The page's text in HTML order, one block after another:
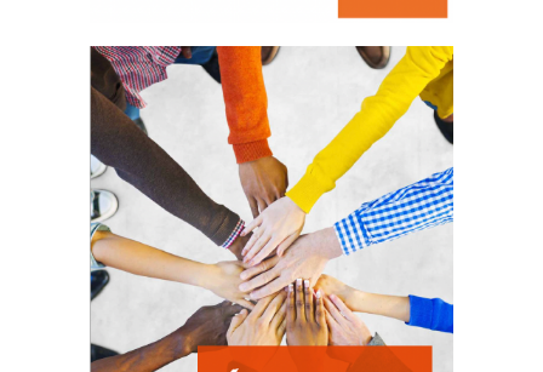
La prévention des conflits
d’intérêts
18 septembre 2023
105167 Total 0 Votes 0 0 Aidez-nous à
améliorer...
FEUILLETER